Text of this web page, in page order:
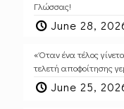
Γλώσσας!
June 28,
«Όταν ένα τέλος
τελετή αποφοίτησης
June 25,